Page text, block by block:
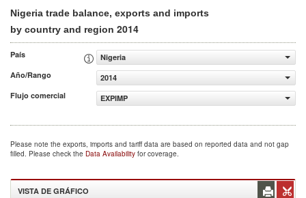
Nigeria trade balance, exports and imports
by country and region 2014
País
Nigeria
Año/Rango
2014
Flujo comercial
EXPIMP
Please note the exports, imports and tariff data are based on reported data and not gap
filled. Please check the Data Availability for coverage.
VISTA DE GRÁFICO